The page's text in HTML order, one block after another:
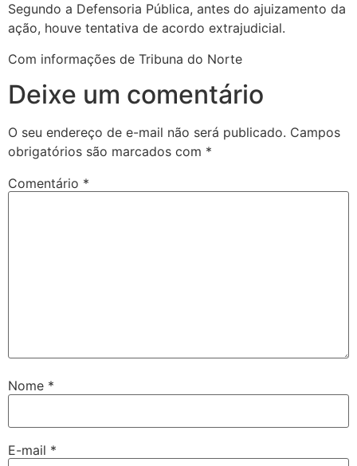
Segundo a Defensoria Pública, antes do ajuizamento da
ação, houve tentativa de acordo extrajudicial.
Com informações de Tribuna do Norte
Deixe um comentário
O seu endereço de e-mail não será publicado. Campos
obrigatórios são marcados com *
Comentário *
Nome *
E-mail *